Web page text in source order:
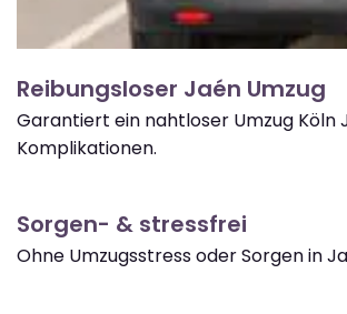
Reibungsloser Jaén Umzug
Garantiert ein nahtloser Umzug Köln
Komplikationen.
Sorgen- & stressfrei
Ohne Umzugsstress oder Sorgen in